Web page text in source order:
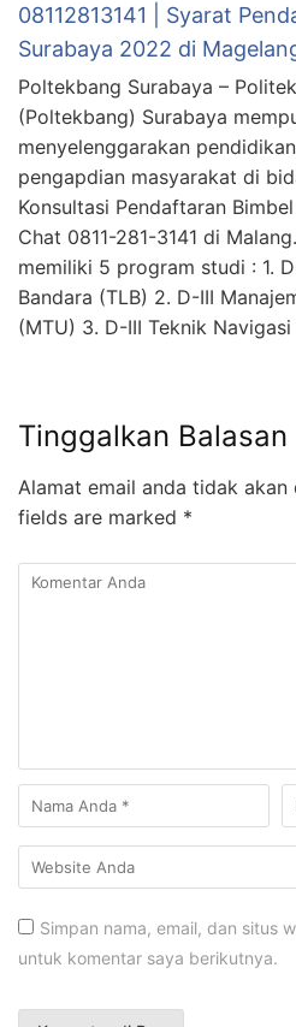
08112813141 | Syarat
Surabaya 2022 di
Poltekbang Surabaya –
(Poltekbang) Surabaya
menyelenggarakan
pengapdian masyarakat di
Konsultasi Pendaftaran
Chat 0811-281-3141 di
memiliki 5 program studi : 1.
Bandara (TLB) 2. D-III
(MTU) 3. D-III Teknik
Tinggalkan Balasan
Alamat email anda tidak akan
fields are marked *
Simpan nama, email, dan situs
untuk komentar saya berikutnya.